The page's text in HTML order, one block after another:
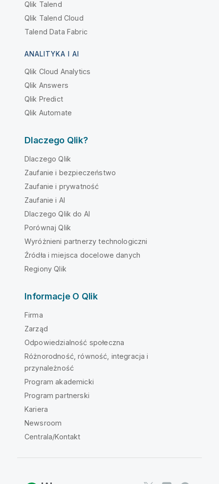
Qlik Talend
Qlik Talend Cloud
Talend Data Fabric
ANALITYKA I AI
Qlik Cloud Analytics
Qlik Answers
Qlik Predict
Qlik Automate
Dlaczego Qlik?
Dlaczego Qlik
Zaufanie i bezpieczeństwo
Zaufanie i prywatność
Zaufanie i AI
Dlaczego Qlik do AI
Porównaj Qlik
Wyróżnieni partnerzy technologiczni
Źródła i miejsca docelowe danych
Regiony Qlik
Informacje O Qlik
Firma
Zarząd
Odpowiedzialność społeczna
Różnorodność, równość, integracja i
przynależność
Program akademicki
Program partnerski
Kariera
Newsroom
Centrala/Kontakt